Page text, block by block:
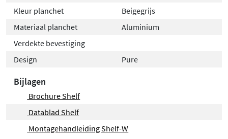
Kleur planchet
Beigegrijs
Materiaal planchet
Aluminium
Verdekte bevestiging
Design
Pure
Bijlagen
Brochure Shelf
Datablad Shelf
Montagehandleiding Shelf-W